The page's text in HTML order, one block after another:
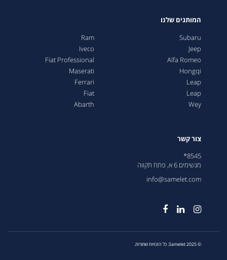
המותגים שלנו
Subaru
Jeep
Alfa Romeo
Hongqi
Leap
Leap
Wey
Ram
Iveco
Fiat Professional
Maserati
Ferrari
Fiat
Abarth
צור קשר
8545*
מגשימים 6 א, פתח תקווה
info@samelet.com
© 2025 Samelet. כל הזכויות שמורות.